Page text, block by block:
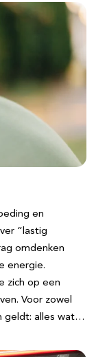
en
“lastig
omdenken
energie.
zich op een
Voor zowel
geldt: alles wat…